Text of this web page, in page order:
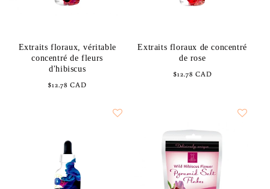
Extraits floraux, véritable
concentré de fleurs
d'hibiscus
Prix
$12.78 CAD
Extraits floraux de concentré
de rose
Prix
$12.78 CAD